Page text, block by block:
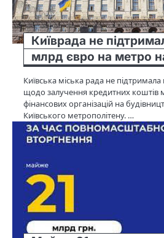
Київрада не
млрд євро на метро
Київська міська рада не
щодо залучення кредитних коштів
фінансових організацій на
Київського метрополітену. …